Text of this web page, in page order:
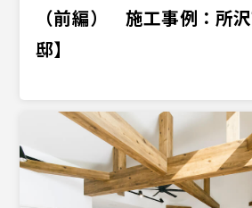
（前編） 施工事例：所
邸】